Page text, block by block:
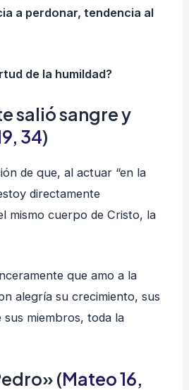
a perdonar, tendencia al
de la humildad?
salió sangre y
34)
de que, al actuar “en la
directamente
mismo cuerpo de Cristo, la
que amo a la
alegría su crecimiento, sus
sus miembros, toda la
(Mateo 16,